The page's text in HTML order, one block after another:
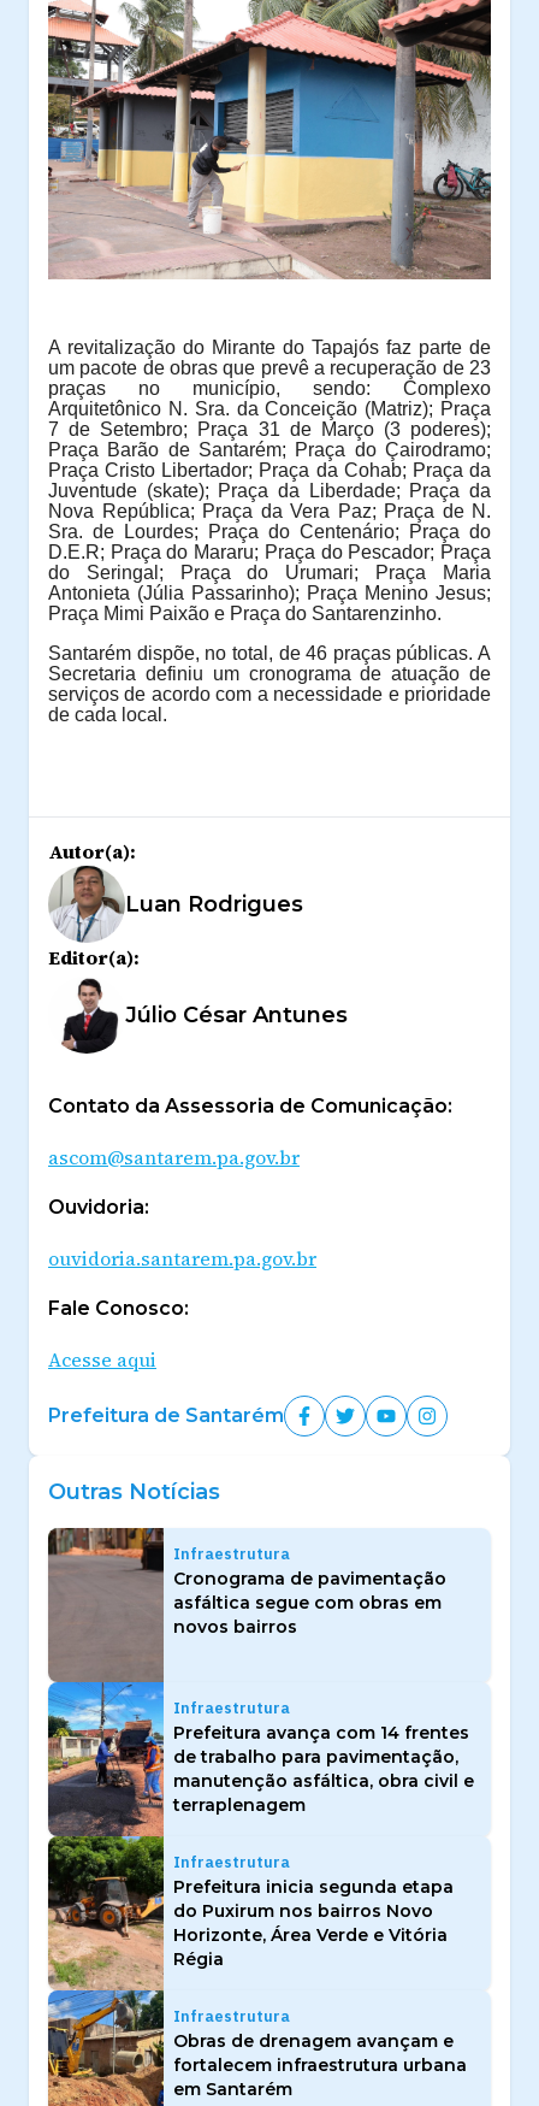
A revitalização do Mirante do Tapajós faz parte de
um pacote de obras que prevê a recuperação de 23
praças no município, sendo: Complexo
Arquitetônico N. Sra. da Conceição (Matriz); Praça
7 de Setembro; Praça 31 de Março (3 poderes);
Praça Barão de Santarém; Praça do Çairodramo;
Praça Cristo Libertador; Praça da Cohab; Praça da
Juventude (skate); Praça da Liberdade; Praça da
Nova República; Praça da Vera Paz; Praça de N.
Sra. de Lourdes; Praça do Centenário; Praça do
D.E.R; Praça do Mararu; Praça do Pescador; Praça
do Seringal; Praça do Urumari; Praça Maria
Antonieta (Júlia Passarinho); Praça Menino Jesus;
Praça Mimi Paixão e Praça do Santarenzinho.
Santarém dispõe, no total, de 46 praças públicas. A
Secretaria definiu um cronograma de atuação de
serviços de acordo com a necessidade e prioridade
de cada local.
Autor(a):
Luan Rodrigues
Editor(a):
Júlio César Antunes
Contato da Assessoria de Comunicação:
ascom@santarem.pa.gov.br
Ouvidoria:
ouvidoria.santarem.pa.gov.br
Fale Conosco:
Acesse aqui
Prefeitura de Santarém
Outras Notícias
Infraestrutura
Cronograma de pavimentação
asfáltica segue com obras em
novos bairros
Infraestrutura
Prefeitura avança com 14 frentes
de trabalho para pavimentação,
manutenção asfáltica, obra civil e
terraplenagem
Infraestrutura
Prefeitura inicia segunda etapa
do Puxirum nos bairros Novo
Horizonte, Área Verde e Vitória
Régia
Infraestrutura
Obras de drenagem avançam e
fortalecem infraestrutura urbana
em Santarém